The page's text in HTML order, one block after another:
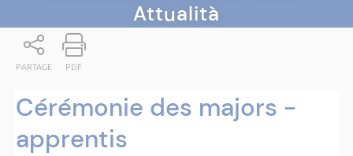
Attualità
PARTAGE PDF
Cérémonie des majors -
apprentis